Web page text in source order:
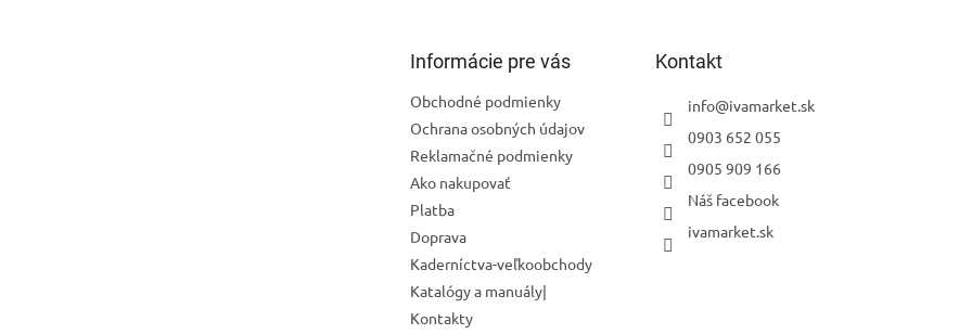
Informácie pre vás
Obchodné podmienky
Ochrana osobných údajov
Reklamačné podmienky
Ako nakupovať
Platba
Doprava
Kaderníctva-veľkoobchody
Katalógy a manuály|
Kontakty
Kontakt
info@ivamarket.sk
0903 652 055
0905 909 166
Náš facebook
ivamarket.sk